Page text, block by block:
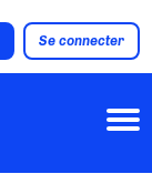
Se connecter